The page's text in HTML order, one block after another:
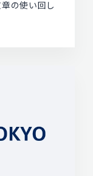
の使い回し